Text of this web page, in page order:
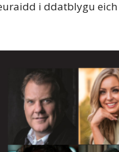
i ddatblygu